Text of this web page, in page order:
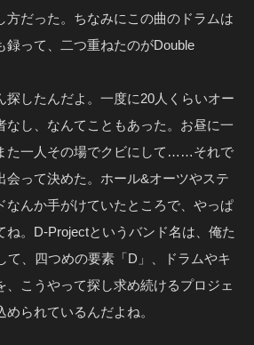
方だった。ちなみにこの曲のドラムは
録って、二つ重ねたのがDouble
探したんだよ。一度に20人くらいオー
なし、なんてこともあった。お昼に一
た一人その場でクビにして……それで
会って決めた。ホール&オーツやステ
なんか手がけていたところで、やっぱ
ね。D-Projectというバンド名は、俺た
て、四つめの要素「D」、ドラムやキ
、こうやって探し求め続けるプロジェ
られているんだよね。